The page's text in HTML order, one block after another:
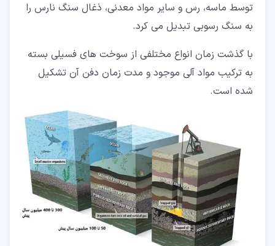
توسط ماسه، رس و سایر مواد معدنی، ذغال سنگ نارس را
به سنگ رسوبی تبدیل می کرد.
با گذشت زمان انواع مختلفی از سوخت های فسیلی بسته
به ترکیب مواد آلی موجود و مدت زمان دفن آن تشکیل
شده است.